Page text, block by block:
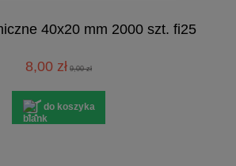
40x20 mm 2000 szt. fi25
8,00 zł 9,00 zł
do koszyka